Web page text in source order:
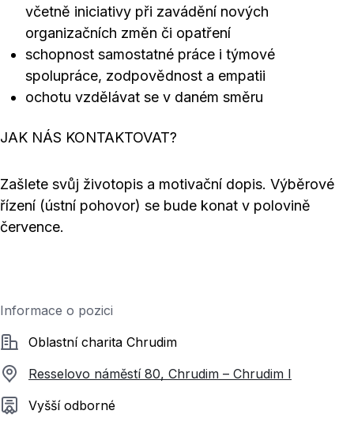
včetně iniciativy při zavádění nových
organizačních změn či opatření
schopnost samostatné práce i týmové
spolupráce, zodpovědnost a empatii
ochotu vzdělávat se v daném směru
JAK NÁS KONTAKTOVAT?
Zašlete svůj životopis a motivační dopis. Výběrové
řízení (ústní pohovor) se bude konat v polovině
července.
Informace o pozici
SpolečnostOblastní charita Chrudim
Resselovo náměstí 80, Chrudim – Chrudim I
Požadované vzdělání
Vyšší odborné